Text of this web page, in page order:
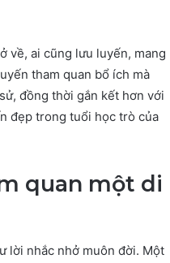
về, ai cũng lưu luyến, mang
tham quan bổ ích mà
đồng thời gắn kết hơn với
đẹp trong tuổi học trò của
quan một di
lời nhắc nhở muôn đời. Một